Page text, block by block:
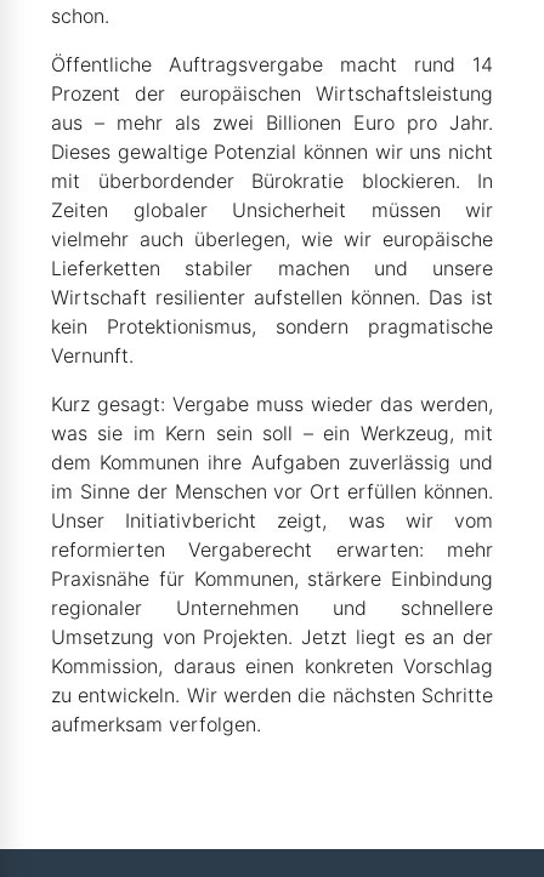
schon.
Öffentliche Auftragsvergabe macht rund 14
Prozent der europäischen Wirtschaftsleistung
aus – mehr als zwei Billionen Euro pro Jahr.
Dieses gewaltige Potenzial können wir uns nicht
mit überbordender Bürokratie blockieren. In
Zeiten globaler Unsicherheit müssen wir
vielmehr auch überlegen, wie wir europäische
Lieferketten stabiler machen und unsere
Wirtschaft resilienter aufstellen können. Das ist
kein Protektionismus, sondern pragmatische
Vernunft.
Kurz gesagt: Vergabe muss wieder das werden,
was sie im Kern sein soll – ein Werkzeug, mit
dem Kommunen ihre Aufgaben zuverlässig und
im Sinne der Menschen vor Ort erfüllen können.
Unser Initiativbericht zeigt, was wir vom
reformierten Vergaberecht erwarten: mehr
Praxisnähe für Kommunen, stärkere Einbindung
regionaler Unternehmen und schnellere
Umsetzung von Projekten. Jetzt liegt es an der
Kommission, daraus einen konkreten Vorschlag
zu entwickeln. Wir werden die nächsten Schritte
aufmerksam verfolgen.